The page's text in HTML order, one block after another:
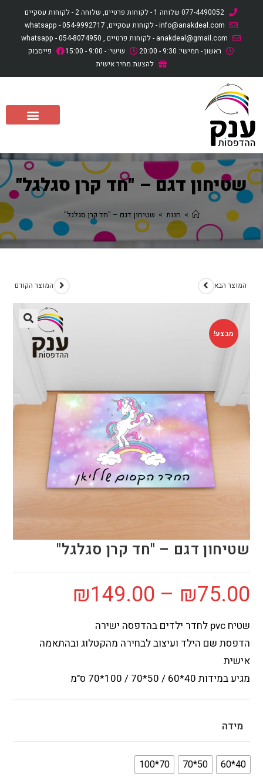
077-4490052 שלוחה 1 - לקוחות פרטיים, שלוחה 2 - לקוחות עסקיים
info@anakdeal.com - לקוחות עסקיים, whatsapp - 054-9992717
anakdeal@gmail.com - לקוחות פרטיים , whatsapp - 054-8074950
ראשון - חמישי: 9:30 - 20:00
שישי: - 9:00 - 15:00
פייסבוק
להצעת מחיר אישית
שטיחון דגם – "חד קרן סגלגל"
> חנות > שטיחון דגם – "חד קרן סגלגל"
מבצע!
המוצר הקודם המוצר הבא
שטיחון דגם – "חד קרן סגלגל"
₪75.00
–
₪149.00
שטיח pvc לחדר ילדים בהדפסה ישירה
הדפסת שם הילד ועיצוב לבחירה מהקטלוג ובהתאמה
אישית
מגיע במידות 40*60 / 50*70 / 100*70 ס"מ
מידה
40*60
50*70
70*100